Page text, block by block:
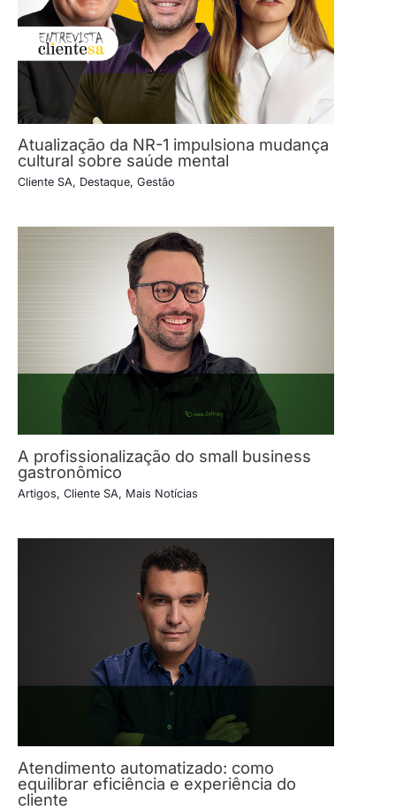
Atualização da NR-1 impulsiona mudança
cultural sobre saúde mental
Cliente SA, Destaque, Gestão
A profissionalização do small business
gastronômico
Artigos, Cliente SA, Mais Notícias
Atendimento automatizado: como
equilibrar eficiência e experiência do
cliente